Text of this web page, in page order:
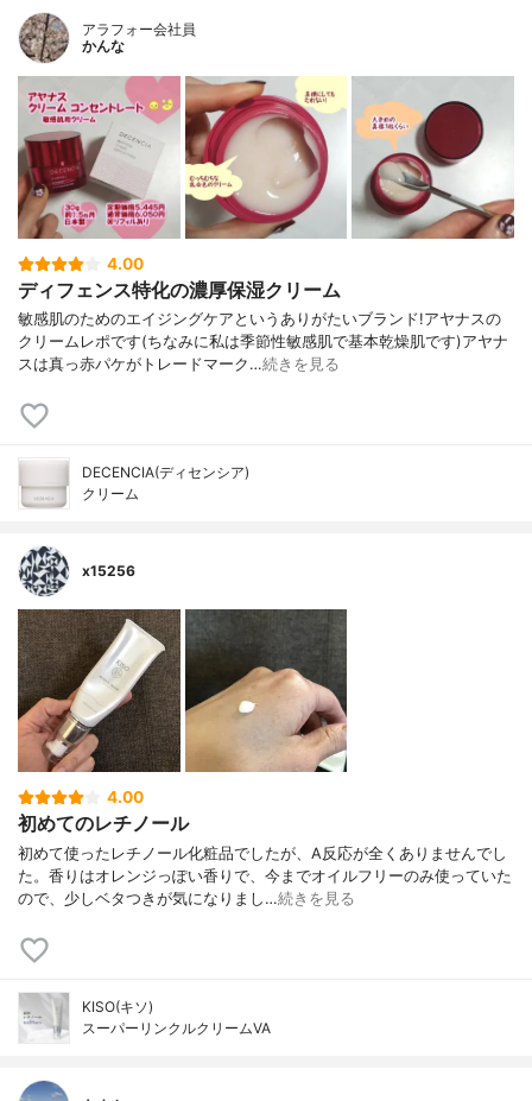
アラフォー会社員
かんな
4.00
ディフェンス特化の濃厚保湿クリーム
敏感肌のためのエイジングケアというありがたいブランド!アヤナスの
クリームレポです(ちなみに私は季節性敏感肌で基本乾燥肌です)アヤナ
スは真っ赤パケがトレードマーク…続きを見る
DECENCIA(ディセンシア)
クリーム
x15256
4.00
初めてのレチノール
初めて使ったレチノール化粧品でしたが、A反応が全くありませんでし
た。香りはオレンジっぽい香りで、今までオイルフリーのみ使っていた
ので、少しベタつきが気になりまし…続きを見る
KISO(キソ)
スーパーリンクルクリームVA